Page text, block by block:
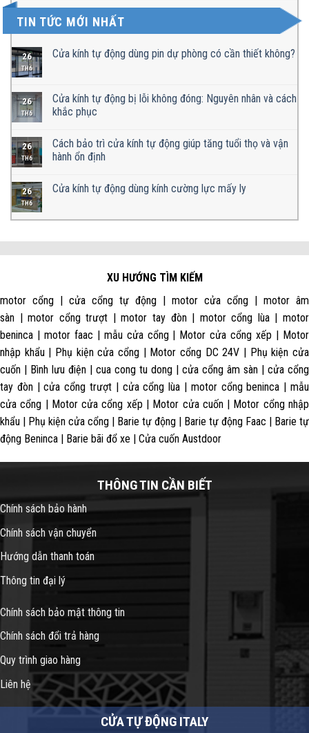
TIN TỨC MỚI NHẤT
26
TH6
Cửa kính tự động dùng pin dự phòng có cần thiết không?
26
TH6
Cửa kính tự động bị lỗi không đóng: Nguyên nhân và cách
khắc phục
26
TH6
Cách bảo trì cửa kính tự động giúp tăng tuổi thọ và vận
hành ổn định
26
TH6
Cửa kính tự động dùng kính cường lực mấy ly
XU HƯỚNG TÌM KIẾM
motor cổng | cửa cổng tự động | motor cửa cổng | motor âm
sàn | motor cổng trượt | motor tay đòn | motor cổng lùa | motor
beninca | motor faac | mẫu cửa cổng | Motor cửa cổng xếp | Motor
nhập khẩu | Phụ kiện cửa cổng | Motor cổng DC 24V | Phụ kiện cửa
cuốn | Bình lưu điện | cua cong tu dong | cửa cổng âm sàn | cửa cổng
tay đòn | cửa cổng trượt | cửa cổng lùa | motor cổng beninca | mẫu
cửa cổng | Motor cửa cổng xếp | Motor cửa cuốn | Motor cổng nhập
khẩu | Phụ kiện cửa cổng | Barie tự động | Barie tự động Faac | Barie tự
động Beninca | Barie bãi đổ xe | Cửa cuốn Austdoor
THÔNG TIN CẦN BIẾT
Chính sách bảo hành
Chính sách vận chuyển
Hướng dẫn thanh toán
Thông tin đại lý
Chính sách bảo mật thông tin
Chính sách đổi trả hàng
Quy trình giao hàng
Liên hệ
CỬA TỰ ĐỘNG ITALY